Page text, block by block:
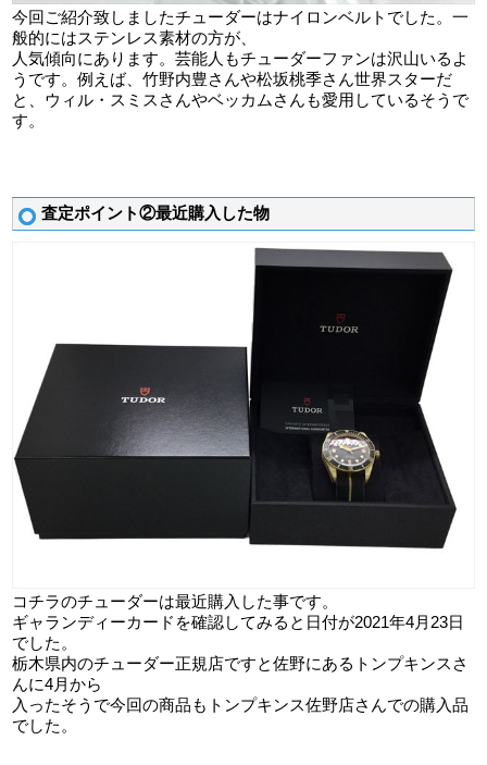
今回ご紹介致しましたチューダーはナイロンベルトでした。一
般的にはステンレス素材の方が、
人気傾向にあります。芸能人もチューダーファンは沢山いるよ
うです。例えば、竹野内豊さんや松坂桃季さん世界スターだ
と、ウィル・スミスさんやベッカムさんも愛用しているそうで
す。
査定ポイント②最近購入した物
コチラのチューダーは最近購入した事です。
ギャランディーカードを確認してみると日付が2021年4月23日
でした。
栃木県内のチューダー正規店ですと佐野にあるトンプキンスさ
んに4月から
入ったそうで今回の商品もトンプキンス佐野店さんでの購入品
でした。